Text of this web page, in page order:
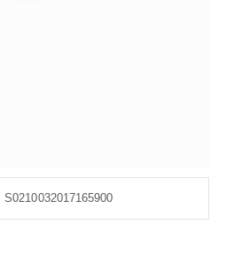
S0210032017165900